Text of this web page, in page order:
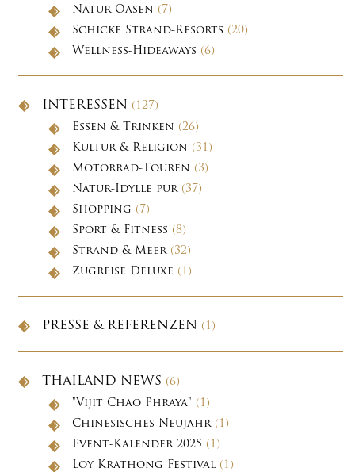
Natur-Oasen (7)
Schicke Strand-Resorts (20)
Wellness-Hideaways (6)
INTERESSEN (127)
Essen & Trinken (26)
Kultur & Religion (31)
Motorrad-Touren (3)
Natur-Idylle pur(37)
Shopping (7)
Sport & Fitness (8)
Strand & Meer(32)
Zugreise Deluxe (1)
PRESSE & REFERENZEN (1)
THAILAND NEWS (6)
"Vijit Chao Phraya" (1)
Chinesisches Neujahr(1)
Event-Kalender 2025 (1)
Loy Krathong Festival (1)